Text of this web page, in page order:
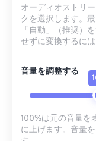
オーディオストリ
クを選択します。
「自動」（推奨）
せずに変換するに
音量を調整する
100%は元の音量を
に上げます。音量